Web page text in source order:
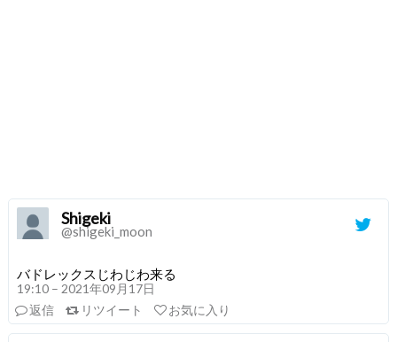
Shigeki
@shigeki_moon
バドレックスじわじわ来る
19:10 – 2021年09月17日
返信
リツイート お気に入り